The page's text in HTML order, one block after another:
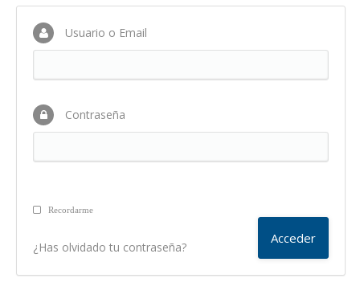
Usuario o Email
Contraseña
Recordarme
¿Has olvidado tu contraseña?